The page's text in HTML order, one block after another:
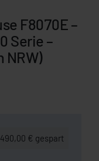
F8070E –
Serie –
NRW)
490,00 € gespart